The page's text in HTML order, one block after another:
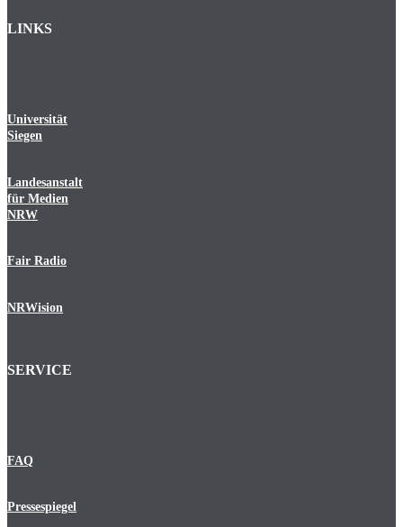
LINKS
Universität
Siegen
Landesanstalt
für Medien
NRW
Fair Radio
NRWision
SERVICE
FAQ
Pressespiegel